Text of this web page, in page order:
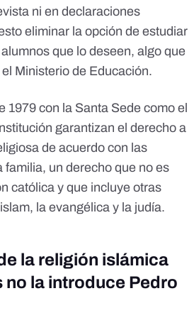
ni en declaraciones
eliminar la opción de estudiar
que lo deseen, algo que
Ministerio de Educación.
1979 con la Santa Sede como el
garantizan el derecho a
de acuerdo con las
familia, un derecho que no es
católica y que incluye otras
la evangélica y la judía.
la religión islámica
no la introduce Pedro